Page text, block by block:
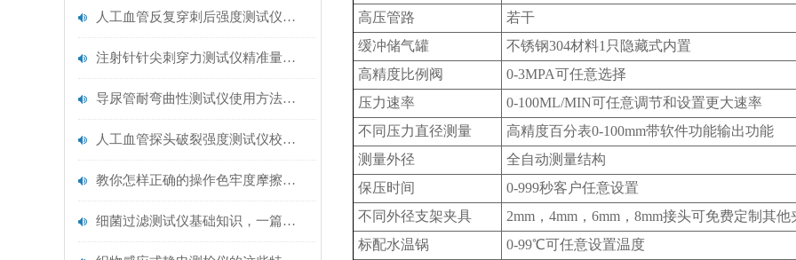
人工血管反复穿刺后强度测试仪是什么？透析患者的“生命管“质量靠它把关！
注射针针尖刺穿力测试仪精准量化针尖锋利度，构筑临床安全防线
导尿管耐弯曲性测试仪使用方法与操作规范
人工血管探头破裂强度测试仪校准规范：精准赋能医疗安全的技术基准
教你怎样正确的操作色牢度摩擦测试机
细菌过滤测试仪基础知识，一篇搞定
高压管路
若干
缓冲储气罐
不锈钢304材料1只隐藏式内置
高精度比例阀
0-3MPA可任意选择
压力速率
0-100ML/MIN可任意调节和设置更大速率
不同压力直径测量
高精度百分表0-100mm带软件功能输出功能
测量外径
全自动测量结构
保压时间
0-999秒客户任意设置
不同外径支架夹具
2mm，4mm，6mm，8mm接头可免费定制其他
标配水温锅
0-99℃可任意设置温度